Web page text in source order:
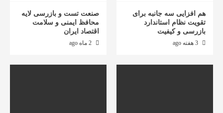
هم افزایی سه جانبه برای
تقویت نظام استاندارد
بازرسی و کیفیت
صنعت تست و بازرسی لایه
محافظ ایمنی و سلامت
اقتصاد ایران